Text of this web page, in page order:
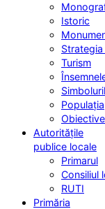
Istoric
Turism
Populația
Autoritățile
publice locale
Primarul
Consiliul
RUTI
Primăria